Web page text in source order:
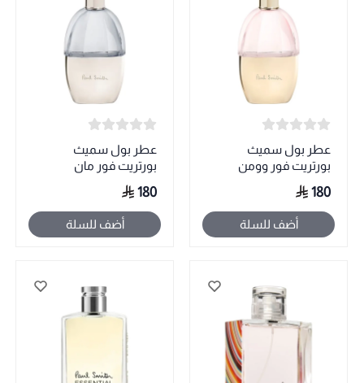
عطر بول سميث
بورتريت فور وومن
180
أضف للسلة
عطر بول سميث
بورتريت فور مان
180
أضف للسلة